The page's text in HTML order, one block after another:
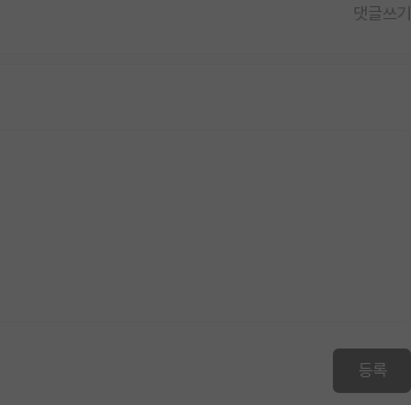
댓글쓰기
등록